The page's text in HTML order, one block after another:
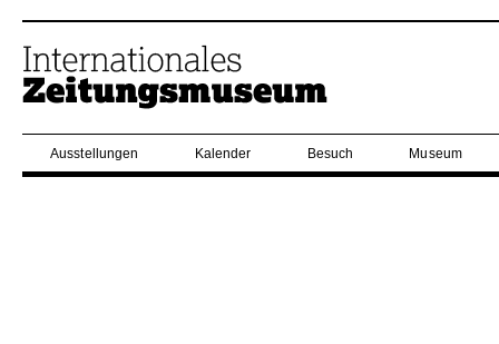
Ausstellungen Kalender Besuch Museum